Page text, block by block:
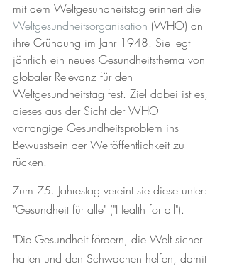
mit dem Weltgesundheitstag erinnert die
Weltgesundheitsorganisation (WHO) an
ihre Gründung im Jahr 1948. Sie legt
jährlich ein neues Gesundheitsthema von
globaler Relevanz für den
Weltgesundheitstag fest. Ziel dabei ist es,
dieses aus der Sicht der WHO
vorrangige Gesundheitsproblem ins
Bewusstsein der Weltöffentlichkeit zu
rücken.
Zum 75. Jahrestag vereint sie diese unter:
"Gesundheit für alle" ("Health for all").
"Die Gesundheit fördern, die Welt sicher
halten und den Schwachen helfen, damit